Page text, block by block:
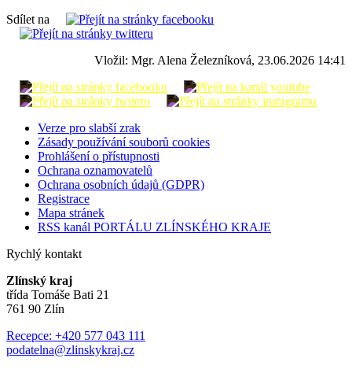
Sdílet na
Vložil: Mgr. Alena Železníková, 23.06.2026 14:41
Verze pro slabší zrak
Zásady používání souborů cookies
Prohlášení o přístupnosti
Ochrana oznamovatelů
Ochrana osobních údajů (GDPR)
Registrace
Mapa stránek
RSS kanál PORTÁLU ZLÍNSKÉHO KRAJE
Rychlý kontakt
Zlínský kraj
třída Tomáše Bati 21
761 90 Zlín
Recepce: +420 577 043 111
podatelna@zlinskykraj.cz